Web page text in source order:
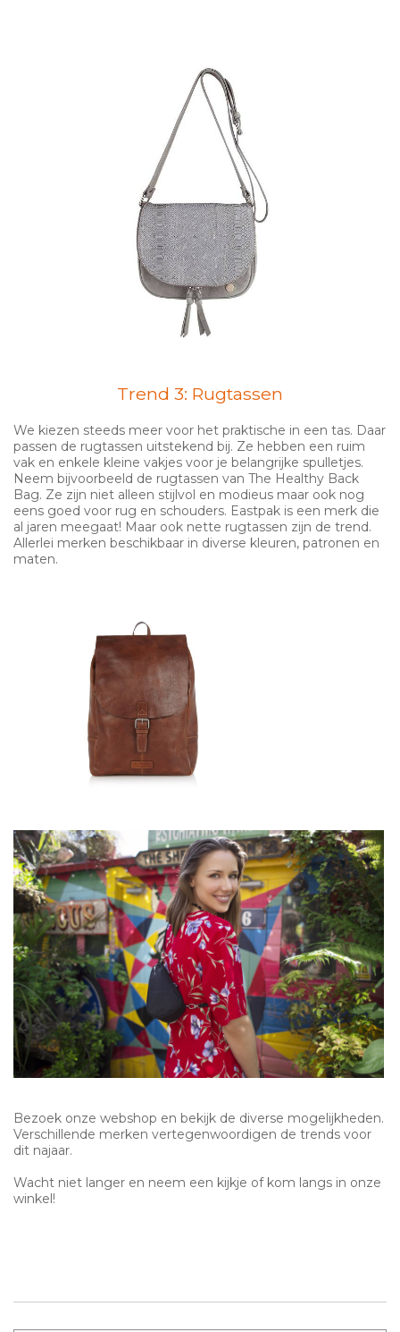
Trend 3: Rugtassen
We kiezen steeds meer voor het praktische in een tas. Daar
passen de rugtassen uitstekend bij. Ze hebben een ruim
vak en enkele kleine vakjes voor je belangrijke spulletjes.
Neem bijvoorbeeld de rugtassen van The Healthy Back
Bag. Ze zijn niet alleen stijlvol en modieus maar ook nog
eens goed voor rug en schouders. Eastpak is een merk die
al jaren meegaat! Maar ook nette rugtassen zijn de trend.
Allerlei merken beschikbaar in diverse kleuren, patronen en
maten.
Bezoek onze webshop en bekijk de diverse mogelijkheden.
Verschillende merken vertegenwoordigen de trends voor
dit najaar.
Wacht niet langer en neem een kijkje of kom langs in onze
winkel!